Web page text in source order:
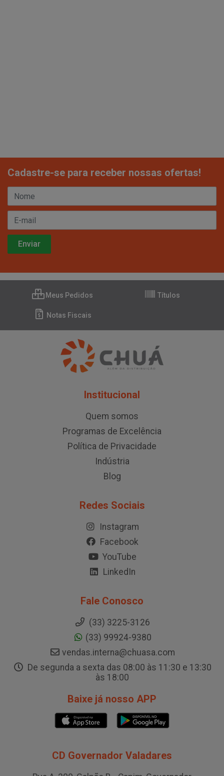
Cadastre-se para receber nossas ofertas!
Meus Pedidos Títulos
Notas Fiscais
Institucional
Quem somos
Programas de Excelência
Política de Privacidade
Indústria
Blog
Redes Sociais
Instagram
Facebook
YouTube
LinkedIn
Fale Conosco
(33) 3225-3126
(33) 99924-9380
vendas.interna@chuasa.com
De segunda a sexta das 08:00 às 11:30 e 13:30
às 18:00
Baixe já nosso APP
CD Governador Valadares